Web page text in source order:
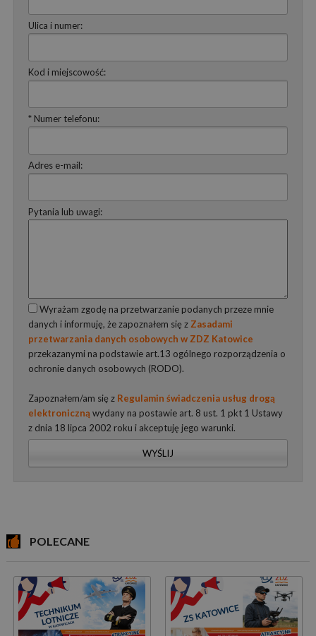
Ulica i numer:
Kod i miejscowość:
* Numer telefonu:
Adres e-mail:
Pytania lub uwagi:
Wyrażam zgodę na przetwarzanie podanych przeze mnie
danych i informuję, że zapoznałem się z Zasadami
przetwarzania danych osobowych w ZDZ Katowice
przekazanymi na podstawie art.13 ogólnego rozporządzenia o
ochronie danych osobowych (RODO).
Zapoznałem/am się z Regulamin świadczenia usług drogą
elektroniczną wydany na postawie art. 8 ust. 1 pkt 1 Ustawy
z dnia 18 lipca 2002 roku i akceptuję jego warunki.
WYŚLIJ
POLECANE